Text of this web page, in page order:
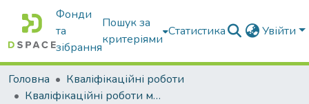
Фонди
та
зібрання
Пошук за
критеріями
Статистика Увійти
Головна
Кваліфікаційні роботи
Кваліфікаційні роботи магістрів